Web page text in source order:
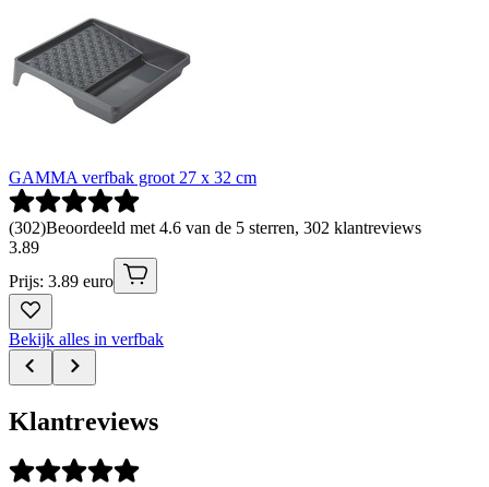
GAMMA verfbak groot 27 x 32 cm
(302)Beoordeeld met 4.6 van de 5 sterren, 302 klantreviews
3.89
Prijs: 3.89 euro
Bekijk alles in verfbak
Klantreviews